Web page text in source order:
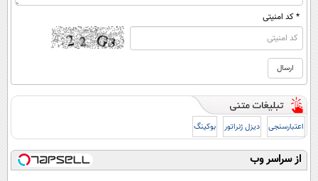
* کد امنیتی
اعتبارسنجی دیزل ژنراتور بوکینگ
از سراسر وب